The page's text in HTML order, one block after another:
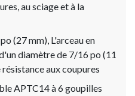
au sciage et à la
(27 mm), L'arceau en
diamètre de 7/16 po (11
aux coupures
APTC14 à 6 goupilles